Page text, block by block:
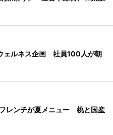
ェルネス企画 社員100人が朝
レンチが夏メニュー 桃と国産